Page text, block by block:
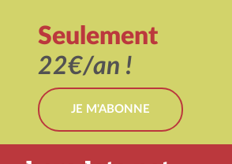
Seulement
22€/an !
JE M'ABONNE